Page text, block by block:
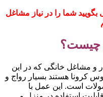
شما را در نیاز مشاغل
چیست؟
و مشاغل خانگی که در این
کرونا هستند بسیار رواج و
است. این عمل با